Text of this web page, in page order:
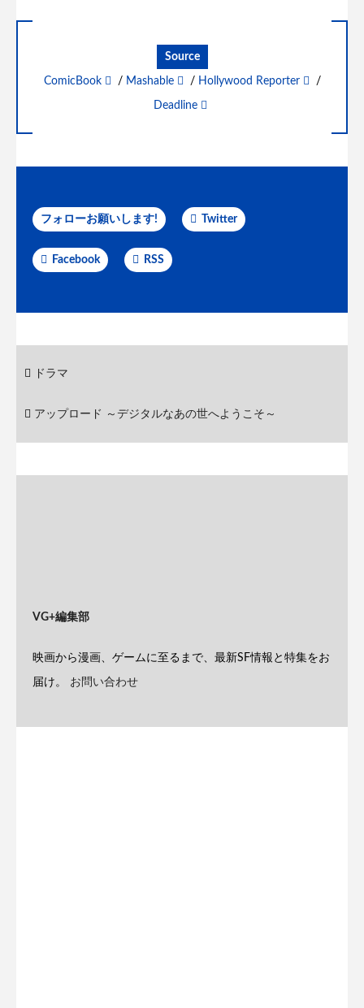
Source
ComicBook / Mashable / Hollywood Reporter /
Deadline
フォローお願いします! Twitter
Facebook RSS
ドラマ
アップロード ～デジタルなあの世へようこそ～
VG+編集部
映画から漫画、ゲームに至るまで、最新SF情報と特集をお
届け。 お問い合わせ